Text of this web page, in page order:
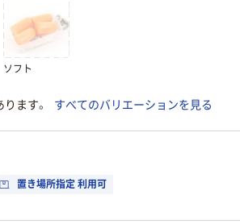
ソフト
ます。
すべてのバリエーションを見る
置き場所指定 利用可